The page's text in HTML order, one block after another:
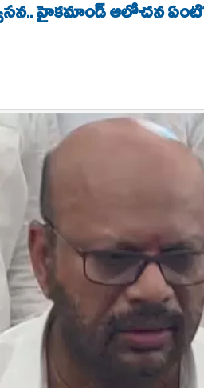
హైకమాండ్ ఆలోచన